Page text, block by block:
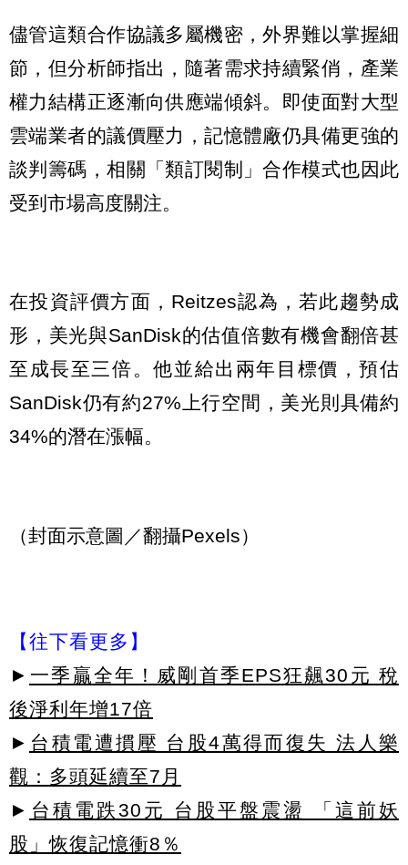
儘管這類合作協議多屬機密，外界難以掌握細
節，但分析師指出，隨著需求持續緊俏，產業
權力結構正逐漸向供應端傾斜。即使面對大型
雲端業者的議價壓力，記憶體廠仍具備更強的
談判籌碼，相關「類訂閱制」合作模式也因此
受到市場高度關注。
在投資評價方面，Reitzes認為，若此趨勢成
形，美光與SanDisk的估值倍數有機會翻倍甚
至成長至三倍。他並給出兩年目標價，預估
SanDisk仍有約27%上行空間，美光則具備約
34%的潛在漲幅。
（封面示意圖／翻攝Pexels）
【往下看更多】
► 一季贏全年！威剛首季EPS狂飆30元 稅
後淨利年增17倍
► 台積電遭摜壓 台股4萬得而復失 法人樂
觀：多頭延續至7月
► 台積電跌30元 台股平盤震盪 「這前妖
股」恢復記憶衝8％